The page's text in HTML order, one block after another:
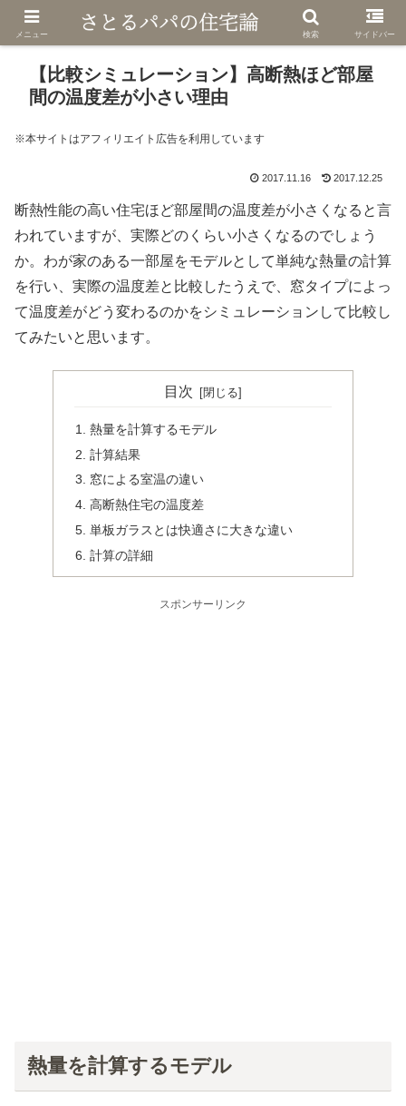
【比較シミュレーション】高断熱ほど部屋
間の温度差が小さい理由
※本サイトはアフィリエイト広告を利用しています
2017.11.16 2017.12.25
断熱性能の高い住宅ほど部屋間の温度差が小さくなると言
われていますが、実際どのくらい小さくなるのでしょう
か。わが家のある一部屋をモデルとして単純な熱量の計算
を行い、実際の温度差と比較したうえで、窓タイプによっ
て温度差がどう変わるのかをシミュレーションして比較し
てみたいと思います。
目次
熱量を計算するモデル
計算結果
窓による室温の違い
高断熱住宅の温度差
単板ガラスとは快適さに大きな違い
計算の詳細
スポンサーリンク
熱量を計算するモデル
メニュー 検索 サイドバー